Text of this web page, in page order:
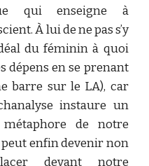
qui enseigne à
À lui de ne pas s’y
du féminin à quoi
dépens en se prenant
barre sur le LA), car
instaure un
de notre
peut enfin devenir non
devant notre